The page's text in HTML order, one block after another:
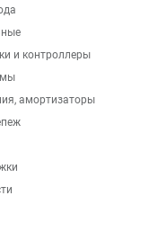
и контроллеры
амортизаторы